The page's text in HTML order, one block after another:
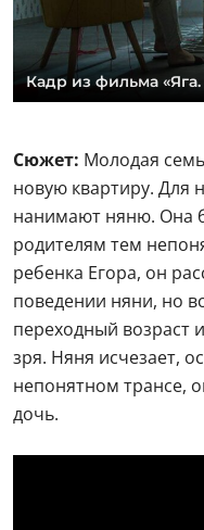
Кадр из фильма
Сюжет: Молодая
новую квартиру. Для
нанимают няню. Она
родителям тем
ребенка Егора, он
поведении няни, но
переходный возраст
зря. Няня исчезает,
непонятном трансе,
дочь.